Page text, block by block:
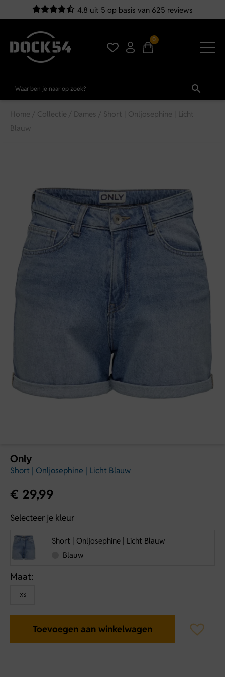
4.8 uit 5 op basis van 625 reviews
0
Home / Collectie / Dames / Short | Onljosephine | Licht
Blauw
Only
Short | Onljosephine | Licht Blauw
€ 29,99
Selecteer je kleur
Short | Onljosephine | Licht Blauw
Blauw
Maat:
XS
Toevoegen aan winkelwagen